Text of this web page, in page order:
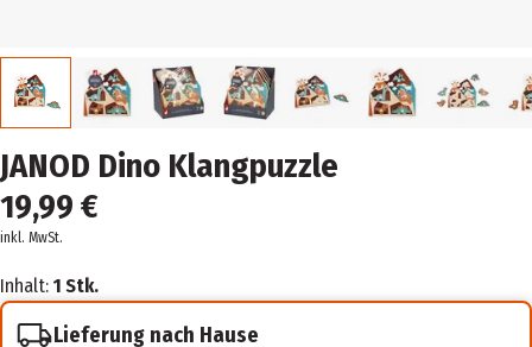
JANOD Dino Klangpuzzle
19,99 €
inkl. MwSt.
Inhalt: 1 Stk.
Lieferung nach Hause